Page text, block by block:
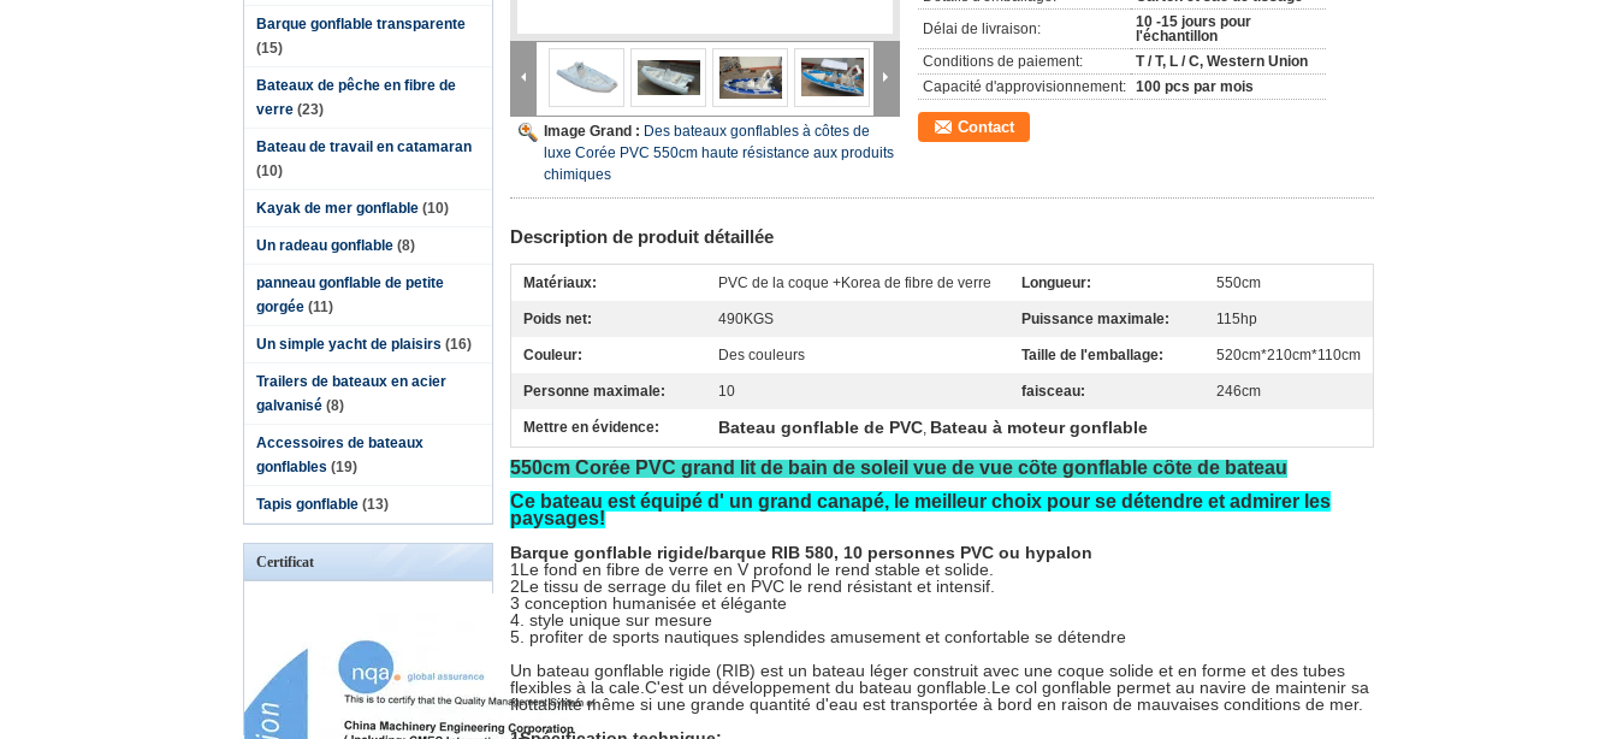
Barque gonflable transparente
(15)
Bateaux de pêche en fibre de
verre (23)
Bateau de travail en catamaran
(10)
Kayak de mer gonflable (10)
Un radeau gonflable (8)
panneau gonflable de petite
gorgée (11)
Un simple yacht de plaisirs (16)
Trailers de bateaux en acier
galvanisé (8)
Accessoires de bateaux
gonflables (19)
Tapis gonflable (13)
Certificat
Image Grand : Des bateaux gonflables à côtes de
luxe Corée PVC 550cm haute résistance aux produits
chimiques
Délai de livraison:
10 -15 jours pour
l'échantillon
Conditions de paiement:
T / T, L / C, Western Union
Capacité d'approvisionnement: 100 pcs par mois
Contact
Description de produit détaillée
Matériaux: PVC de la coque +Korea de fibre de verre Longueur: 550cm
Poids net: 490KGS Puissance maximale: 115hp
Couleur: Des couleurs Taille de l'emballage: 520cm*210cm*110cm
Personne maximale: 10 faisceau: 246cm
Mettre en évidence: Bateau gonflable de PVC, Bateau à moteur gonflable
550cm Corée PVC grand lit de bain de soleil vue de vue côte gonflable côte de bateau
Ce bateau est équipé d' un grand canapé, le meilleur choix pour se détendre et admirer les
paysages!
Barque gonflable rigide/barque RIB 580, 10 personnes PVC ou hypalon
1Le fond en fibre de verre en V profond le rend stable et solide.
2Le tissu de serrage du filet en PVC le rend résistant et intensif.
3 conception humanisée et élégante
4. style unique sur mesure
5. profiter de sports nautiques splendides amusement et confortable se détendre
Un bateau gonflable rigide (RIB) est un bateau léger construit avec une coque solide et en forme et des tubes
flexibles à la cale.C'est un développement du bateau gonflable.Le col gonflable permet au navire de maintenir sa
flottabilité même si une grande quantité d'eau est transportée à bord en raison de mauvaises conditions de mer.